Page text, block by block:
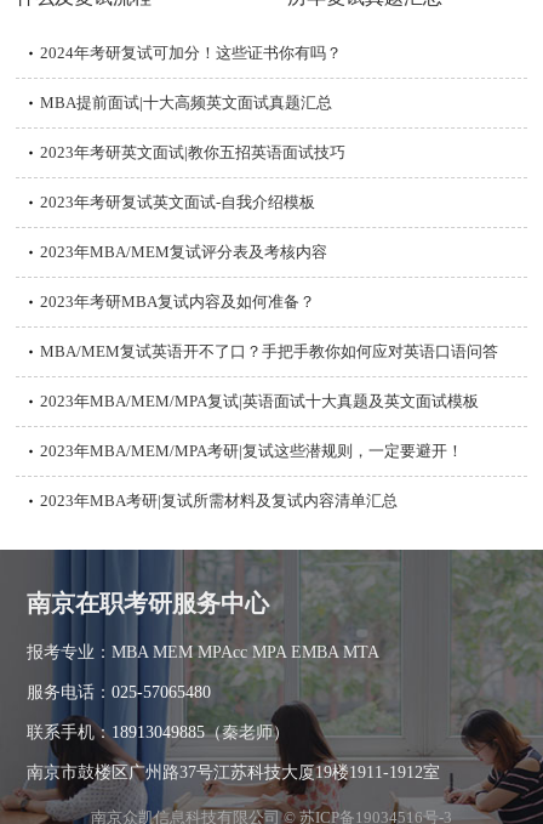
2024年考研复试可加分！这些证书你有吗？
MBA提前面试|十大高频英文面试真题汇总
2023年考研英文面试|教你五招英语面试技巧
2023年考研复试英文面试-自我介绍模板
2023年MBA/MEM复试评分表及考核内容
2023年考研MBA复试内容及如何准备？
MBA/MEM复试英语开不了口？手把手教你如何应对英语口语问答
2023年MBA/MEM/MPA复试|英语面试十大真题及英文面试模板
2023年MBA/MEM/MPA考研|复试这些潜规则，一定要避开！
2023年MBA考研|复试所需材料及复试内容清单汇总
南京在职考研服务中心
报考专业：MBA MEM MPAcc MPA EMBA MTA
服务电话：025-57065480
联系手机： 18913049885（秦老师）
南京市鼓楼区广州路37号江苏科技大厦19楼1911-1912室
南京众凯信息科技有限公司 © 苏ICP备19034516号-3